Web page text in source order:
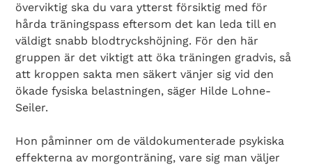
överviktig ska du vara ytterst försiktig med för
hårda träningspass eftersom det kan leda till en
väldigt snabb blodtryckshöjning. För den här
gruppen är det viktigt att öka träningen gradvis, så
att kroppen sakta men säkert vänjer sig vid den
ökade fysiska belastningen, säger Hilde Lohne-
Seiler.
Hon påminner om de väldokumenterade psykiska
effekterna av morgonträning, vare sig man väljer